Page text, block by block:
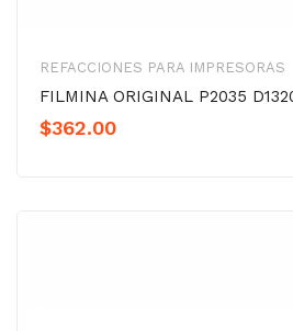
REFACCIONES PARA IMPRESORAS
FILMINA ORIGINAL P2035
$362.00